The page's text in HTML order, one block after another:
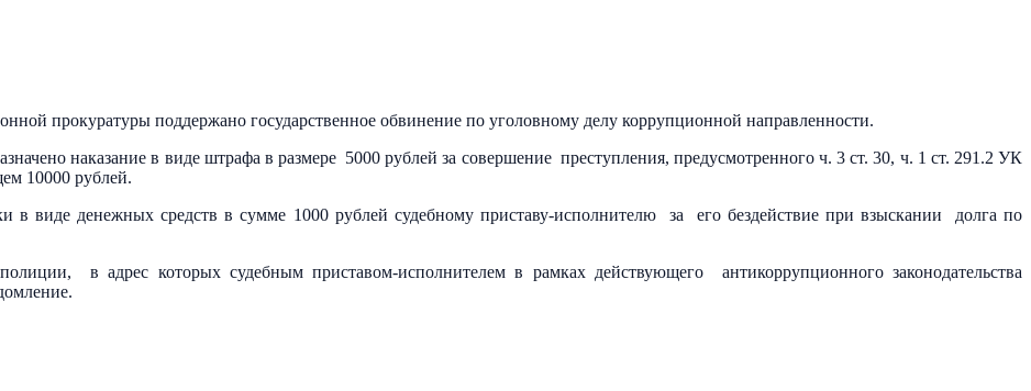
прокуратуры поддержано государственное обвинение по уголовному делу коррупционной направленности.
наказание в виде штрафа в размере 5000 рублей за совершение преступления, предусмотренного ч. 3 ст. 30, ч. 1 ст. 291.2 УК
10000 рублей.
виде денежных средств в сумме 1000 рублей судебному приставу-исполнителю за его бездействие при взыскании долга по
в адрес которых судебным приставом-исполнителем в рамках действующего антикоррупционного законодательства